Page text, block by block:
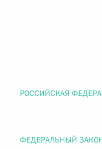
РОССИЙСКАЯ
ФЕДЕРАЛЬНЫЙ